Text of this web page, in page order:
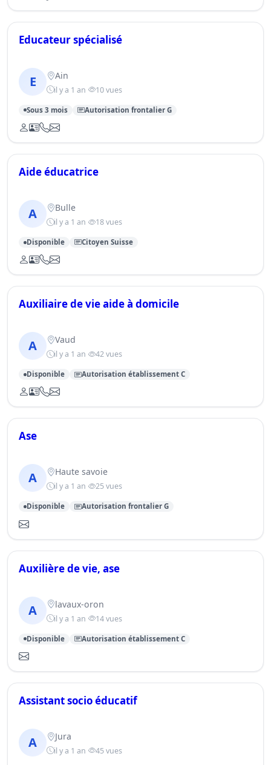
Educateur spécialisé
E Ain
il y a 1 an 10 vues
Sous 3 mois Autorisation frontalier G
Aide éducatrice
A Bulle
il y a 1 an 18 vues
Disponible Citoyen Suisse
Auxiliaire de vie aide à domicile
A Vaud
il y a 1 an 42 vues
Disponible Autorisation établissement C
Ase
A Haute savoie
il y a 1 an 25 vues
Disponible Autorisation frontalier G
Auxilière de vie, ase
A lavaux-oron
il y a 1 an 14 vues
Disponible Autorisation établissement C
Assistant socio éducatif
A Jura
il y a 1 an 45 vues